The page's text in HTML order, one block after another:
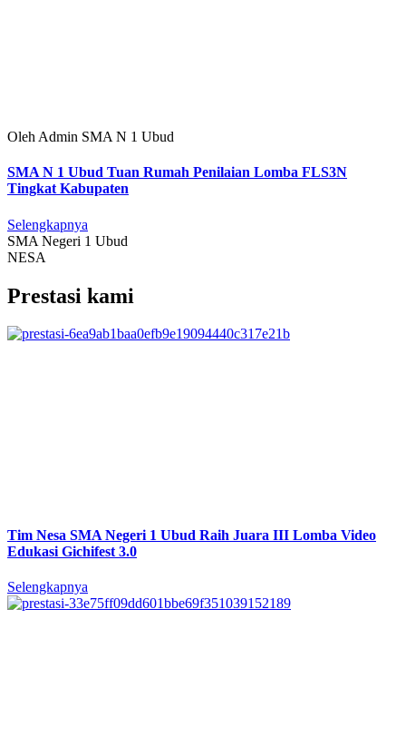
Oleh Admin SMA N 1 Ubud
SMA N 1 Ubud Tuan Rumah Penilaian Lomba FLS3N
Tingkat Kabupaten
Selengkapnya
SMA Negeri 1 Ubud
NESA
Prestasi kami
Tim Nesa SMA Negeri 1 Ubud Raih Juara III Lomba Video
Edukasi Gichifest 3.0
Selengkapnya